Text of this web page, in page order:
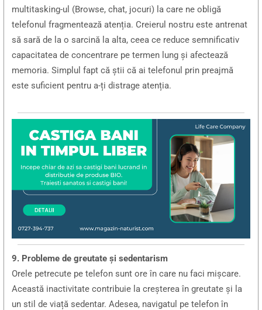
multitasking-ul (Browse, chat, jocuri) la care ne obligă
telefonul fragmentează atenția. Creierul nostru este antrenat
să sară de la o sarcină la alta, ceea ce reduce semnificativ
capacitatea de concentrare pe termen lung și afectează
memoria. Simplul fapt că știi că ai telefonul prin preajmă
este suficient pentru a-ți distrage atenția.
9. Probleme de greutate și sedentarism
Orele petrecute pe telefon sunt ore în care nu faci mișcare.
Această inactivitate contribuie la creșterea în greutate și la
un stil de viață sedentar. Adesea, navigatul pe telefon în